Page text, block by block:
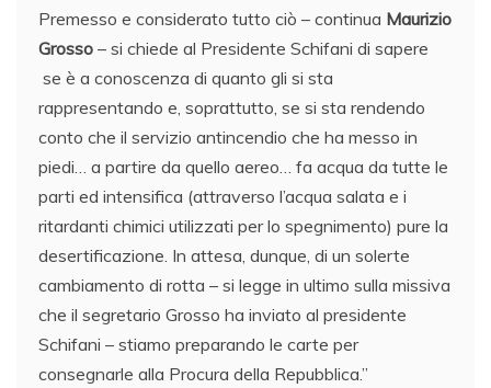
Premesso e considerato tutto ciò – continua Maurizio
Grosso – si chiede al Presidente Schifani di sapere
se è a conoscenza di quanto gli si sta
rappresentando e, soprattutto, se si sta rendendo
conto che il servizio antincendio che ha messo in
piedi… a partire da quello aereo… fa acqua da tutte le
parti ed intensifica (attraverso l’acqua salata e i
ritardanti chimici utilizzati per lo spegnimento) pure la
desertificazione. In attesa, dunque, di un solerte
cambiamento di rotta – si legge in ultimo sulla missiva
che il segretario Grosso ha inviato al presidente
Schifani – stiamo preparando le carte per
consegnarle alla Procura della Repubblica.”